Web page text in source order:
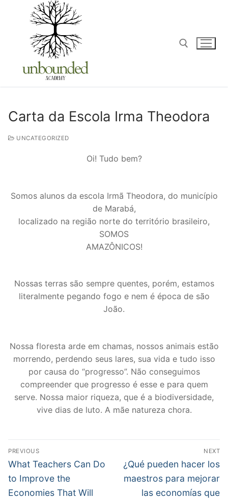
Carta da Escola Irma Theodora
UNCATEGORIZED
Oi! Tudo bem?
Somos alunos da escola Irmã Theodora, do município
de Marabá,
localizado na região norte do território brasileiro,
SOMOS
AMAZÔNICOS!
Nossas terras são sempre quentes, porém, estamos
literalmente pegando fogo e nem é época de são
João.
Nossa floresta arde em chamas, nossos animais estão
morrendo, perdendo seus lares, sua vida e tudo isso
por causa do “progresso”. Não conseguimos
compreender que progresso é esse e para quem
serve. Nossa maior riqueza, que é a biodiversidade,
vive dias de luto. A mãe natureza chora.
PREVIOUS
What Teachers Can Do
to Improve the
Economies That Will
NEXT
¿Qué pueden hacer los
maestros para mejorar
las economías que